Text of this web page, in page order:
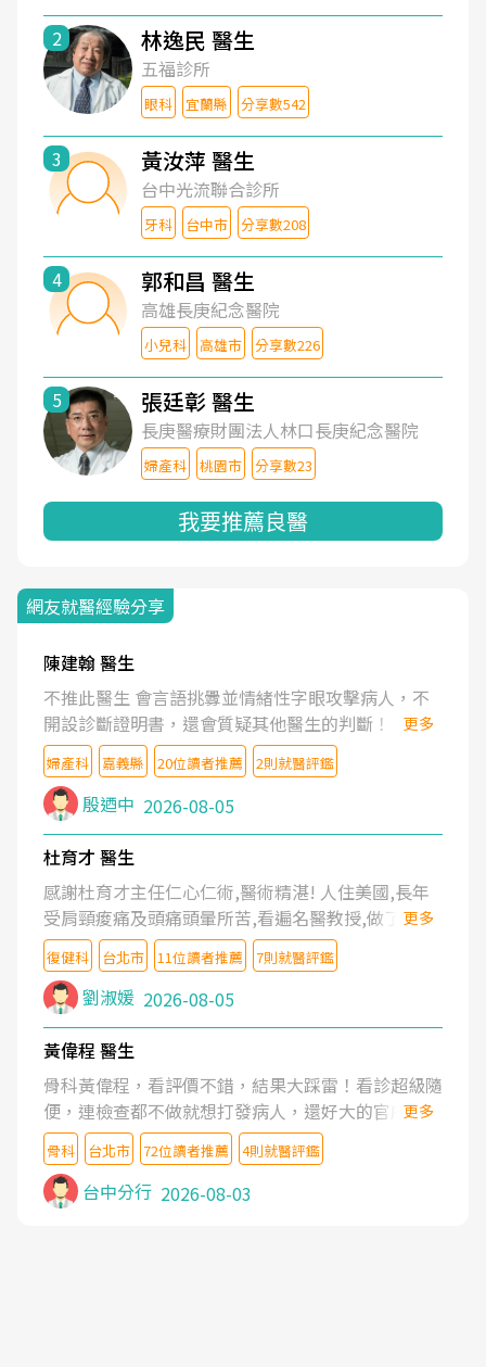
2 林逸民 醫生
五福診所
眼科 宜蘭縣 分享數542
3 黃汝萍 醫生
台中光流聯合診所
牙科 台中市 分享數208
4 郭和昌 醫生
高雄長庚紀念醫院
小兒科 高雄市 分享數226
5 張廷彰 醫生
長庚醫療財團法人林口長庚紀念醫院
婦產科 桃園市 分享數23
我要推薦良醫
網友就醫經驗分享
陳建翰 醫生
不推此醫生 會言語挑釁並情緒性字眼攻擊病人，不
開設診斷證明書，還會質疑其他醫生的判斷！
更多
婦產科 嘉義縣 20位讀者推薦 2則就醫評鑑
殷迺中 2026-08-05
杜育才 醫生
感謝杜育才主任仁心仁術,醫術精湛! 人住美國,長年
受肩頸痠痛及頭痛頭暈所苦,看遍名醫教授,做了各種
檢查,也嘗試過西醫打針,中醫針灸及物理徒手治療都
沒有用,後來連吃到嗎啡類止痛藥都效果有限,只是壓
症狀,沒多久就痛起來,多年失眠嚴重影響生活品質.
台灣親友介紹忠孝醫院杜育才主任是頸頭症候群專
家,上網搜尋杜主任相關文章新聞跟網路評價之後,下
定決心飛回台北找杜醫師診治. 杜主任的乾針跟增生
治療真的很厲害,第一次乾針就覺得整個肩頸鬆開,回
家特別好睡,經過幾次治療,長年頑疾已經好了大半,杜
主任除了打針超厲害,還會一直交代要改善姿勢跟好
好做運動,看診態度親切溫暖,真的是不可多得的良醫,
大力推荐!
更多
復健科 台北市 11位讀者推薦 7則就醫評鑑
劉淑媛 2026-08-05
黃偉程 醫生
骨科黃偉程，看評價不錯，結果大踩雷！看診超級隨
便，連檢查都不做就想打發病人，還好大的官威 ...
想詢問病情還被陰陽怪氣嘲諷一番。可能好評帶來的
大頭症，變得自負不尊重病人。醫術也不行，畢竟連
檢查都懶得做，治療會有用才怪。大家避雷吧！
更多
骨科 台北市 72位讀者推薦 4則就醫評鑑
台中分行 2026-08-03